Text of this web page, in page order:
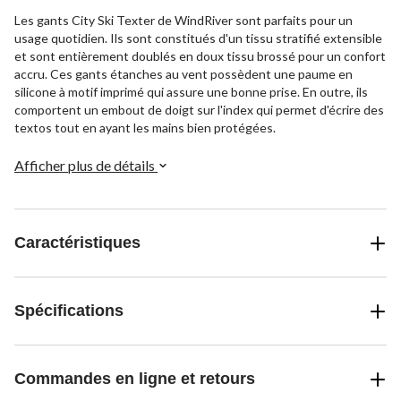
Les gants City Ski Texter de WindRiver sont parfaits pour un
usage quotidien. Ils sont constitués d'un tissu stratifié extensible
et sont entièrement doublés en doux tissu brossé pour un confort
accru. Ces gants étanches au vent possèdent une paume en
silicone à motif imprimé qui assure une bonne prise. En outre, ils
comportent un embout de doigt sur l'index qui permet d'écrire des
textos tout en ayant les mains bien protégées.
Afficher plus de détails
Caractéristiques
Spécifications
Commandes en ligne et retours